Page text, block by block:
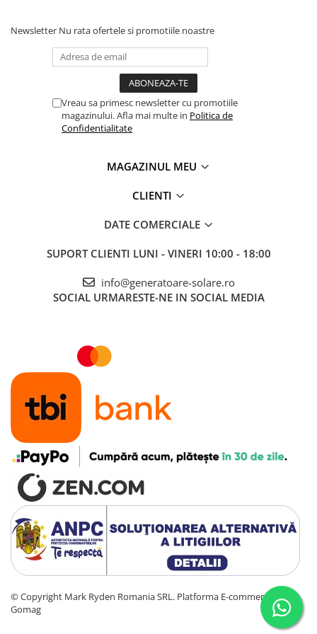
Newsletter Nu rata ofertele si promotiile noastre
Vreau sa primesc newsletter cu promotiile
magazinului. Afla mai multe in Politica de
Confidentialitate
MAGAZINUL MEU
CLIENTI
DATE COMERCIALE
SUPORT CLIENTI LUNI - VINERI 10:00 - 18:00
info@generatoare-solare.ro
SOCIAL URMARESTE-NE IN SOCIAL MEDIA
©️ Copyright Mark Ryden Romania SRL. Platforma E-commerce by
Gomag